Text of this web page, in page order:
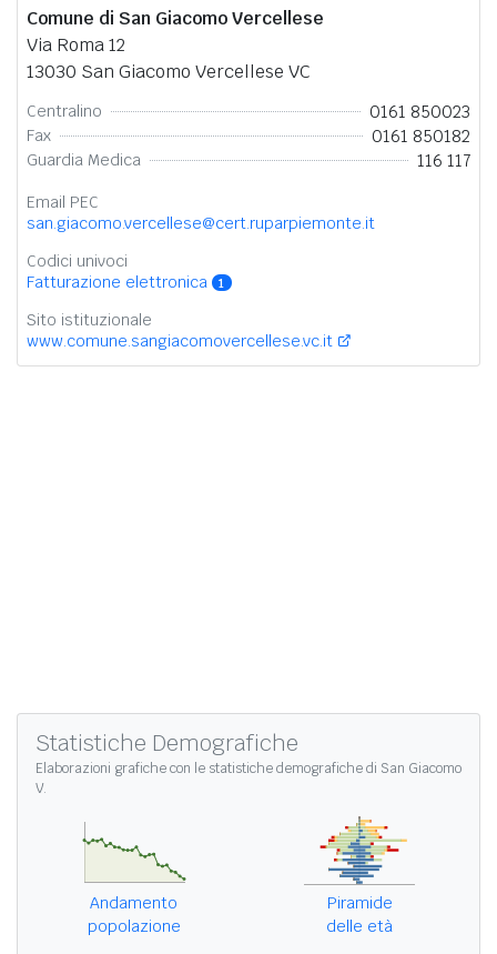
Comune di San Giacomo Vercellese
Via Roma 12
13030 San Giacomo Vercellese VC
Centralino 0161 850023
Fax 0161 850182
Guardia Medica 116 117
Email PEC
san.giacomo.vercellese@cert.ruparpiemonte.it
Codici univoci
Fatturazione elettronica
1
Sito istituzionale
www.comune.sangiacomovercellese.vc.it
Statistiche Demografiche
Elaborazioni grafiche con le statistiche demografiche di San Giacomo
V.
Andamento
popolazione
Piramide
delle età